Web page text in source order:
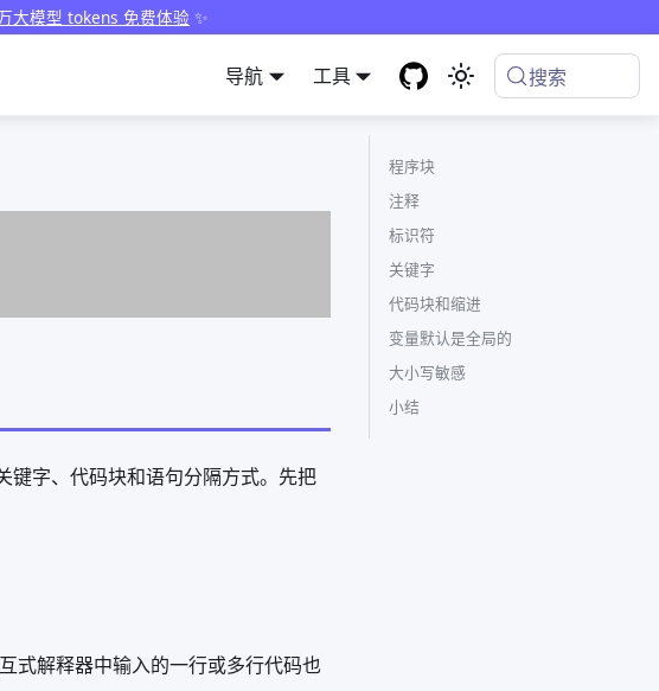
大模型 tokens 免费体验 ✨
导航 工具 搜索
键字、代码块和语句分隔方式。先把
式解释器中输入的一行或多行代码也
程序块
注释
标识符
关键字
代码块和缩进
变量默认是全局的
大小写敏感
小结